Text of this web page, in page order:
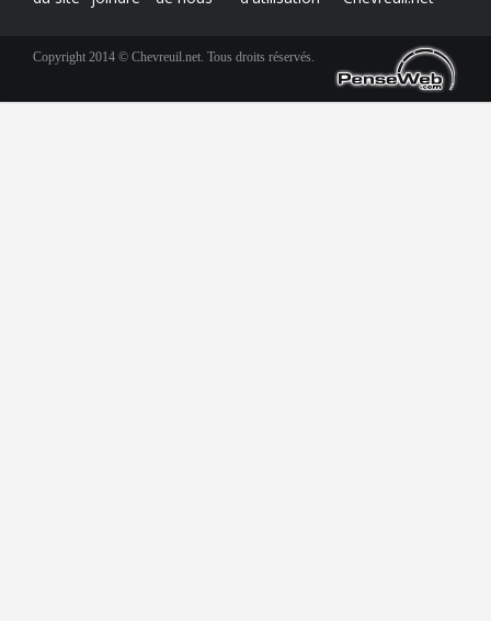
Copyright 2014 © Chevreuil.net. Tous droits réservés.